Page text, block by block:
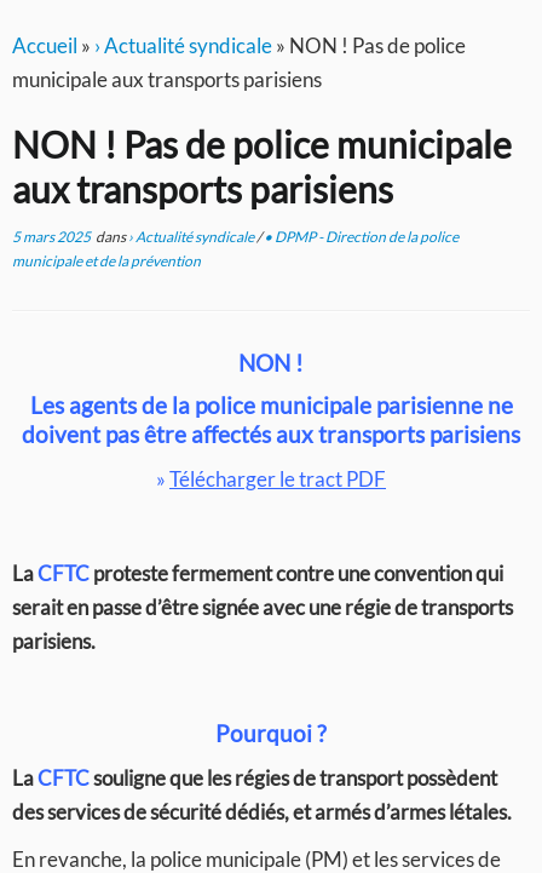
Accueil » › Actualité syndicale» NON ! Pas de police
municipale aux transports parisiens
NON ! Pas de police municipale
aux transports parisiens
5 mars 2025dans› Actualité syndicale/• DPMP - Direction de la police
municipale et de la prévention
NON !
Les agents de la police municipale parisienne ne
doivent pas être affectés aux transports parisiens
»Télécharger le tract PDF
LaCFTCproteste fermement contre une convention qui
serait en passe d’être signée avec une régie de transports
parisiens.
Pourquoi ?
LaCFTCsouligne que les régies de transport possèdent
des services de sécurité dédiés, et armés d’armes létales.
En revanche, la police municipale (PM) et les services de